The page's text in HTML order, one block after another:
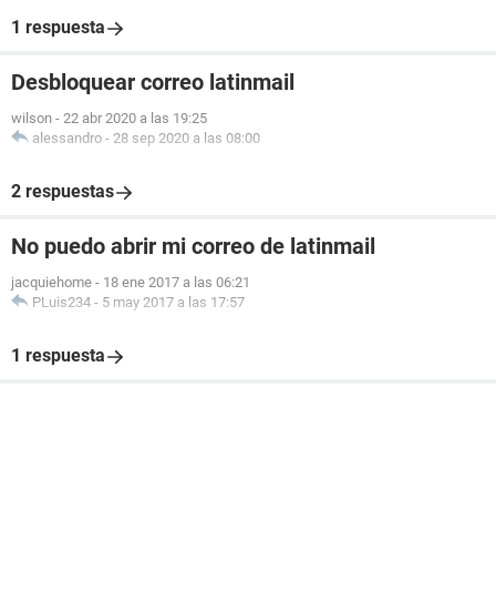
1 respuesta
Desbloquear correo latinmail
wilson - 22 abr 2020 a las 19:25
alessandro - 28 sep 2020 a las 08:00
2 respuestas
No puedo abrir mi correo de latinmail
jacquiehome - 18 ene 2017 a las 06:21
PLuis234 - 5 may 2017 a las 17:57
1 respuesta